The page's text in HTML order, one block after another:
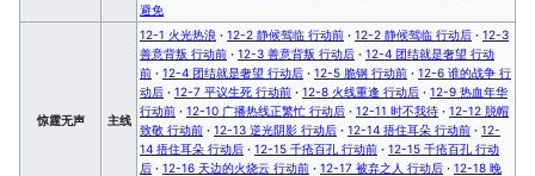
避免
惊霆无声 主线
12-1 火光热浪 · 12-2 静候驾临 行动前 · 12-2 静候驾临 行动后 · 12-3
善意背叛 行动前 · 12-3 善意背叛 行动后 · 12-4 团结就是奢望 行动
前 · 12-4 团结就是奢望 行动后 · 12-5 脆钢 行动前 · 12-6 谁的战争 行
动后 · 12-7 平议生死 行动前 · 12-8 火线重逢 行动后 · 12-9 热血年华
行动前 · 12-10 广播热线正繁忙 行动后 · 12-11 时不我待 · 12-12 脱帽
致敬 行动前 · 12-13 逆光阴影 行动后 · 12-14 捂住耳朵 行动前 · 12-
14 捂住耳朵 行动后 · 12-15 千疮百孔 行动前 · 12-15 千疮百孔 行动
后 · 12-16 天边的火烧云 行动前 · 12-17 被弃之人 行动后 · 12-18 晚